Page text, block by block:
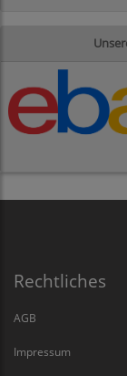
Rechtliches
AGB
Impressum